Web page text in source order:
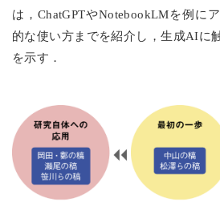
は，ChatGPTやNotebookLMを例に
的な使い方までを紹介し，生成AIに
を示す．